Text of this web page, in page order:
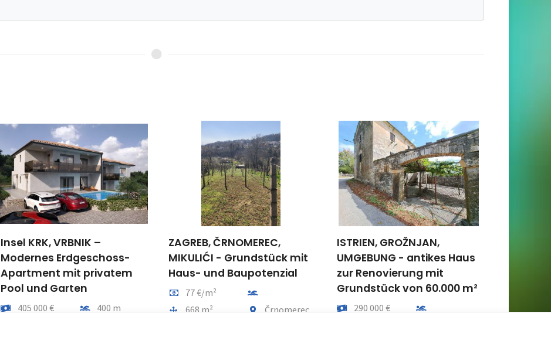
Insel KRK, VRBNIK –
Modernes Erdgeschoss-
Apartment mit privatem
Pool und Garten
Preis405 000 € Entfernung vom meer
400 m
ZAGREB, ČRNOMEREC,
MIKULIĆI - Grundstück mit
Haus- und Baupotenzial
Preis pro m2
77 €/m²
Entfernung vom meer
Gesamtfläche
668 m² Gemeindeteil
Črnomerec
ISTRIEN, GROŽNJAN,
UMGEBUNG - antikes Haus
zur Renovierung mit
Grundstück von 60.000 m²
Preis290 000 €
Entfernung vom meer
180 m²